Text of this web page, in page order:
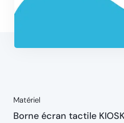
Matériel
Borne écran tactile